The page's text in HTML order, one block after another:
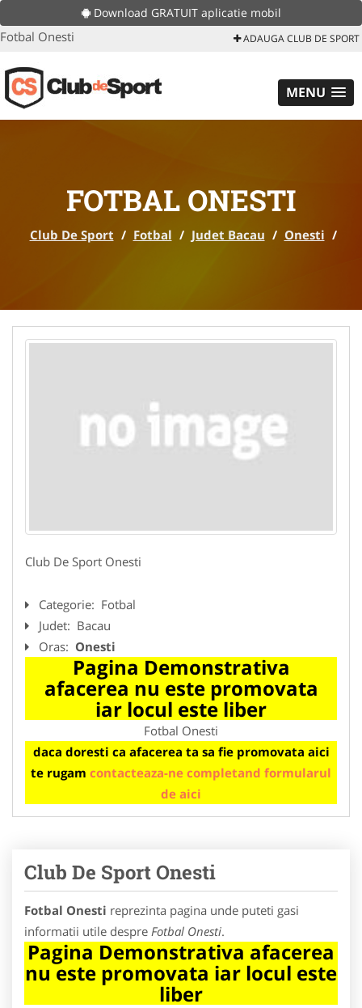
Download GRATUIT aplicatie mobil
Fotbal Onesti ADAUGA CLUB DE SPORT
MENU
FOTBAL ONESTI
Club De Sport / Fotbal / Judet Bacau / Onesti /
Club De Sport Onesti
Categorie: Fotbal
Judet: Bacau
Oras: Onesti
Pagina Demonstrativa
afacerea nu este promovata
iar locul este liber
Fotbal Onesti
daca doresti ca afacerea ta sa fie promovata aici
te rugam contacteaza-ne completand formularul
de aici
Club De Sport Onesti
Fotbal Onesti reprezinta pagina unde puteti gasi
informatii utile despre Fotbal Onesti.
Pagina Demonstrativa afacerea
nu este promovata iar locul este
liber